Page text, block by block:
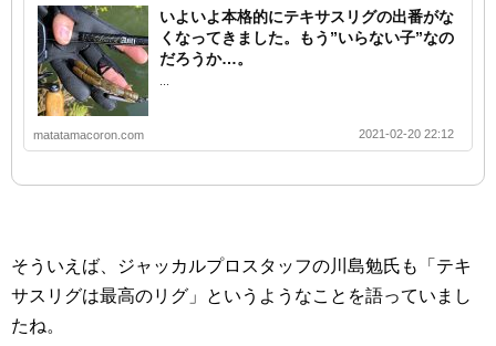
いよいよ本格的にテキサスリグの出番がな
くなってきました。もう”いらない子”なの
だろうか…。
matatamacoron.com 2021-02-20 22:12
そういえば、ジャッカルプロスタッフの川島勉氏も「テキ
サスリグは最高のリグ」というようなことを語っていまし
たね。